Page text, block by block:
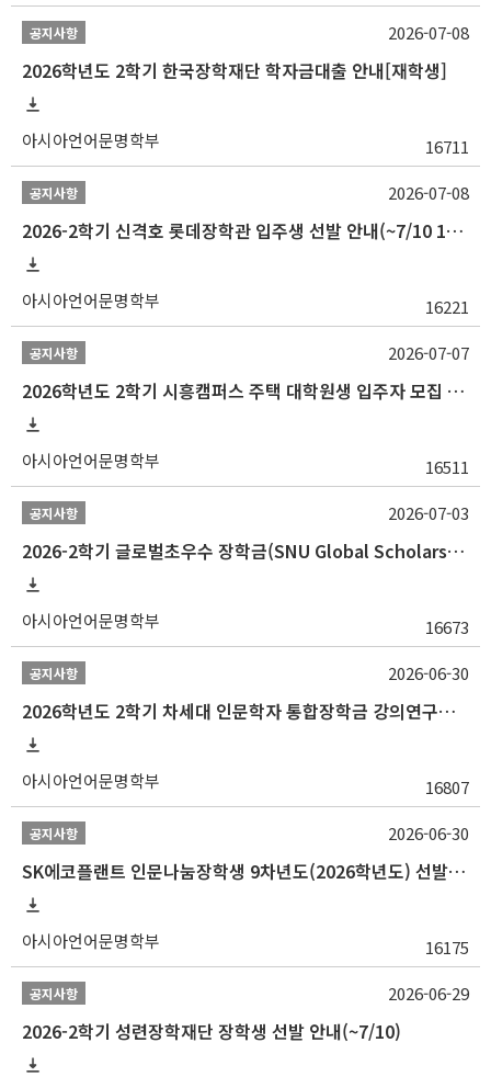
공지사항
2026학년도 2학기 한국장학재단 학자금대출 안내[재학생]
아시아언어문명학부 16711
2026-07-08
공지사항
2026-2학기 신격호 롯데장학관 입주생 선발 안내(~7/10 10:00)
아시아언어문명학부 16221
2026-07-08
공지사항
2026학년도 2학기 시흥캠퍼스 주택 대학원생 입주자 모집 안내
아시아언어문명학부 16511
2026-07-07
공지사항
2026-2학기 글로벌초우수 장학금(SNU Global Scholarship, GS) 신청 안내(~7/12 23:00)
아시아언어문명학부 16673
2026-07-03
공지사항
2026학년도 2학기 차세대 인문학자 통합장학금 강의연구조교 선발 안내(~7/8)
아시아언어문명학부 16807
2026-06-30
공지사항
SK에코플랜트 인문나눔장학생 9차년도(2026학년도) 선발 안내(~7/20)
아시아언어문명학부 16175
2026-06-30
공지사항
2026-2학기 성련장학재단 장학생 선발 안내(~7/10)
2026-06-29